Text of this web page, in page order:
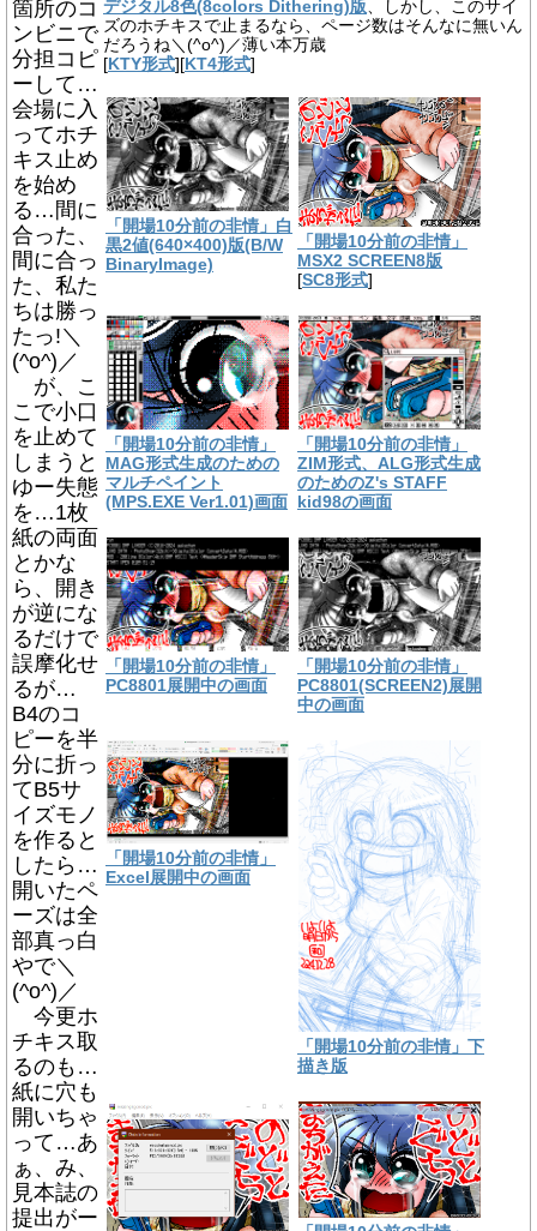
デジタル8色(8colors Dithering)版、しかし、このサイ
ズのホチキスで止まるなら、ページ数はそんなに無いん
だろうね＼(^o^)／薄い本万歳
[ KTY形式][ KT4形式]
「開場10分前の非情」白
黒2値(640×400)版(B/W
BinaryImage)
「開場10分前の非情」
MSX2 SCREEN8版
[SC8形式]
「開場10分前の非情」
MAG形式生成のための
マルチペイント
(MPS.EXE Ver1.01)画面
「開場10分前の非情」
ZIM形式、ALG形式生成
のためのZ's STAFF
kid98の画面
「開場10分前の非情」
PC8801展開中の画面
「開場10分前の非情」
PC8801(SCREEN2)展開
中の画面
「開場10分前の非情」
Excel展開中の画面
「開場10分前の非情」下
描き版
箇所のコ
ンビニで
分担コピ
ーして…
会場に入
ってホチ
キス止め
を始め
る…間に
合った、
間に合っ
た、私た
ちは勝っ
たっ!＼
(^o^)／
が、こ
こで小口
を止めて
しまうと
ゆー失態
を…1枚
紙の両面
とかな
ら、開き
が逆にな
るだけで
誤摩化せ
るが…
B4のコ
ピーを半
分に折っ
てB5サ
イズモノ
を作ると
したら…
開いたペ
ーズは全
部真っ白
やで＼
(^o^)／
今更ホ
チキス取
るのも…
紙に穴も
開いちゃ
って…あ
ぁ、み、
見本誌の
提出がー